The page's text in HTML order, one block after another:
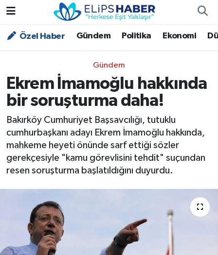
Özel Haber Gündem Politika Ekonomi
Gündem
Ekrem İmamoğlu hakkında
bir soruşturma daha!
Bakırköy Cumhuriyet Başsavcılığı, tutuklu
cumhurbaşkanı adayı Ekrem İmamoğlu hakkında,
mahkeme heyeti önünde sarf ettiği sözler
gerekçesiyle "kamu görevlisini tehdit" suçundan
resen soruşturma başlatıldığını duyurdu.
Özel Haber
Asayiş
Bilim - Teknoloji
Çevre - İklim
Dünya
Magazin
Politika
Nöbetçi Eczaneler
Trafik Durumu
Süper Lig Puan Durumu ve Fikstür
Tüm Manşetler
Son Dakika Haberleri